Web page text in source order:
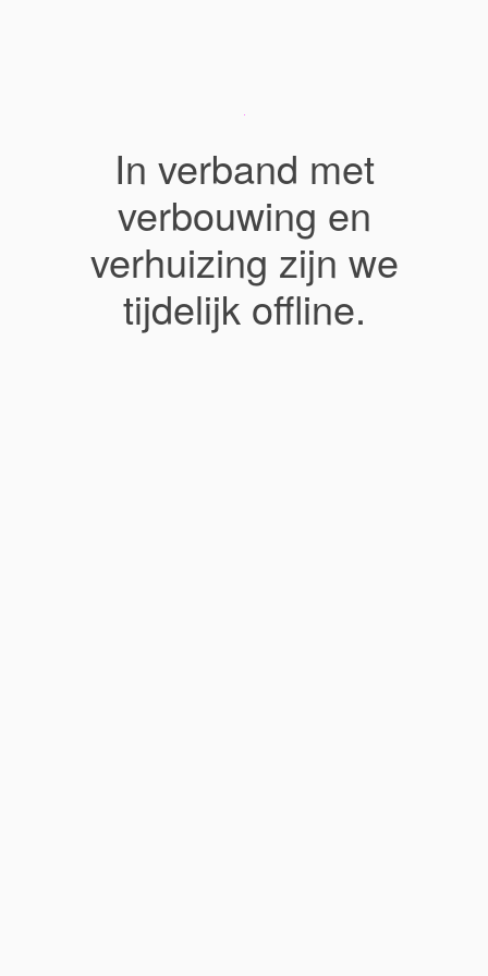
In verband met
verbouwing en
verhuizing zijn we
tijdelijk offline.